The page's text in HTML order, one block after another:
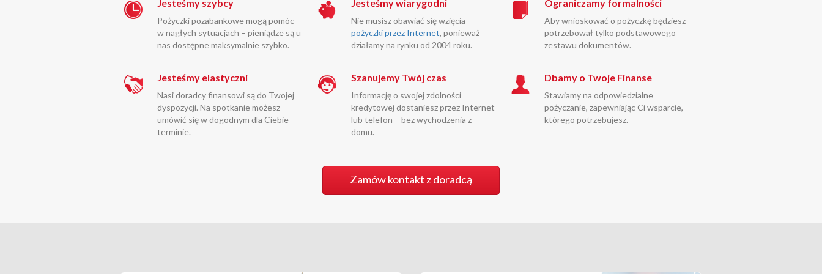
Jesteśmy szybcy
Pożyczki pozabankowe mogą pomóc
w nagłych sytuacjach – pieniądze są u
nas dostępne maksymalnie szybko.
Jesteśmy wiarygodni
Nie musisz obawiać się wzięcia
pożyczki przez Internet, ponieważ
działamy na rynku od 2004 roku.
Ograniczamy formalności
Aby wnioskować o pożyczkę będziesz
potrzebował tylko podstawowego
zestawu dokumentów.
Jesteśmy elastyczni
Nasi doradcy finansowi są do Twojej
dyspozycji. Na spotkanie możesz
umówić się w dogodnym dla Ciebie
terminie.
Szanujemy Twój czas
Informację o swojej zdolności
kredytowej dostaniesz przez Internet
lub telefon – bez wychodzenia z
domu.
Dbamy o Twoje Finanse
Stawiamy na odpowiedzialne
pożyczanie, zapewniając Ci wsparcie,
którego potrzebujesz.
Zamów kontakt z doradcą